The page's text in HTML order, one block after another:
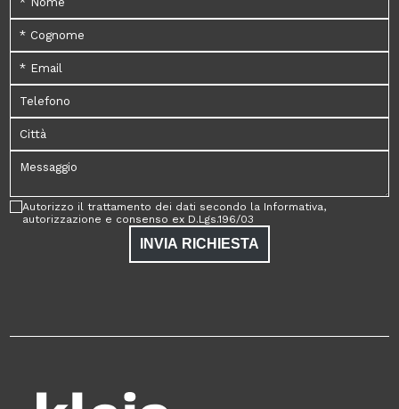
Autorizzo il trattamento dei dati secondo la Informativa,
autorizzazione e consenso ex D.Lgs.196/03
INVIA RICHIESTA